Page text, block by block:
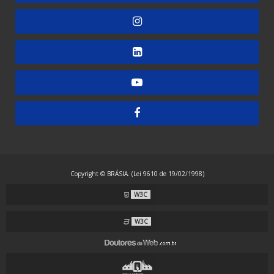
Embaladora de Doces
Embaladora de Guardanapos - Automática
Embaladora de Guardanapos - Manual
Embaladora de Resma - Grandes Formatos
Embaladora Envelopadora Stretch
Embaladora Flow Pack - Grande Porte
Embaladora Flow Pack - Standard
Embaladora Flow Pack com Alimentação Automática
Copyright © BRÁSIA. (Lei 9610 de 19/02/1998)
W3C
W3C